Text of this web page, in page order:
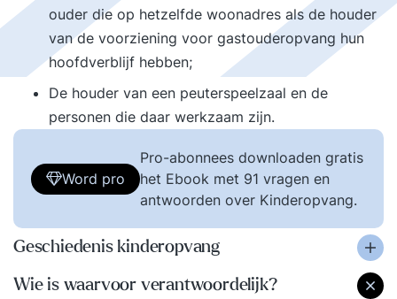
ouder die op hetzelfde woonadres als de houder
van de voorziening voor gastouderopvang hun
hoofdverblijf hebben;
De houder van een peuterspeelzaal en de
personen die daar werkzaam zijn.
Word pro
Pro-abonnees downloaden gratis
het Ebook met 91 vragen en
antwoorden over Kinderopvang.
Geschiedenis kinderopvang
Wie is waarvoor verantwoordelijk?